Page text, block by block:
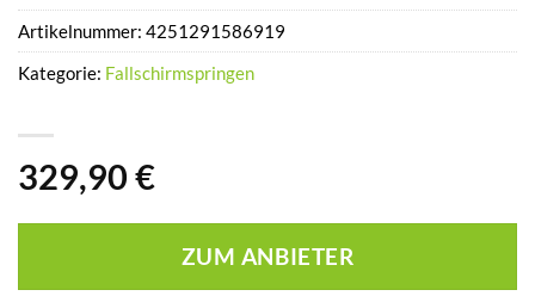
329,90 €
ZUM ANBIETER
Artikelnummer: 4251291586919
Kategorie: Fallschirmspringen